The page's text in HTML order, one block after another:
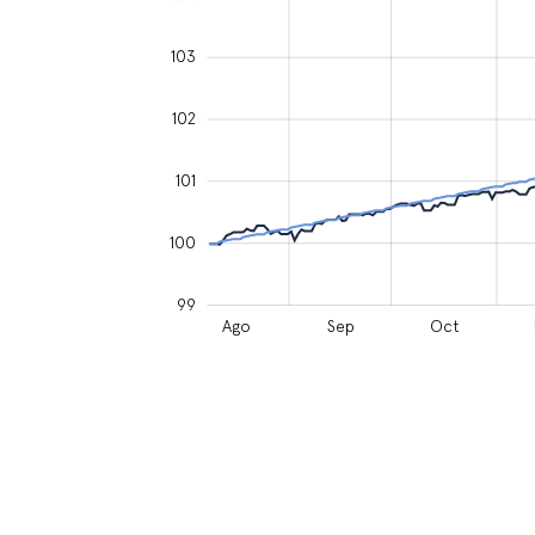
104
99
100
101
102
103
Ago Sep Oct